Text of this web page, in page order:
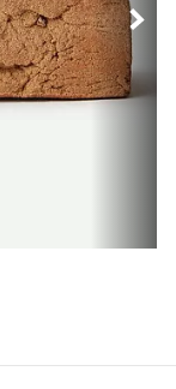
и сохраняет